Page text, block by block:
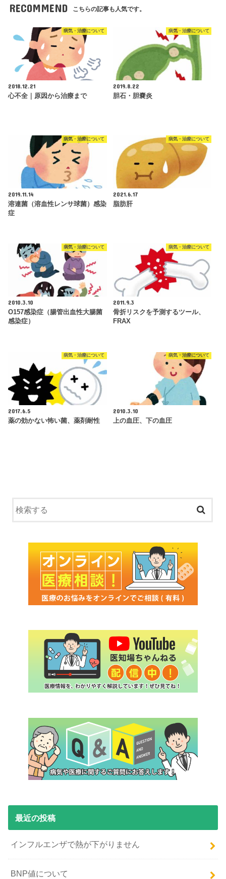
RECOMMEND こちらの記事も人気です。
病気・治療について
2018.12.21
心不全｜原因から治療まで
病気・治療について
2019.8.22
胆石・胆嚢炎
病気・治療について
2019.11.14
溶連菌（溶血性レンサ球菌）感染
症
病気・治療について
2021.6.17
脂肪肝
病気・治療について
2010.3.10
O157感染症（腸管出血性大腸菌
感染症）
病気・治療について
2011.9.3
骨折リスクを予測するツール、
FRAX
病気・治療について
2017.6.5
薬の効かない怖い菌、薬剤耐性
病気・治療について
2010.3.10
上の血圧、下の血圧
最近の投稿
インフルエンザで熱が下がりません
BNP値について